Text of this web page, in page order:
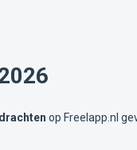
op Freelapp.nl